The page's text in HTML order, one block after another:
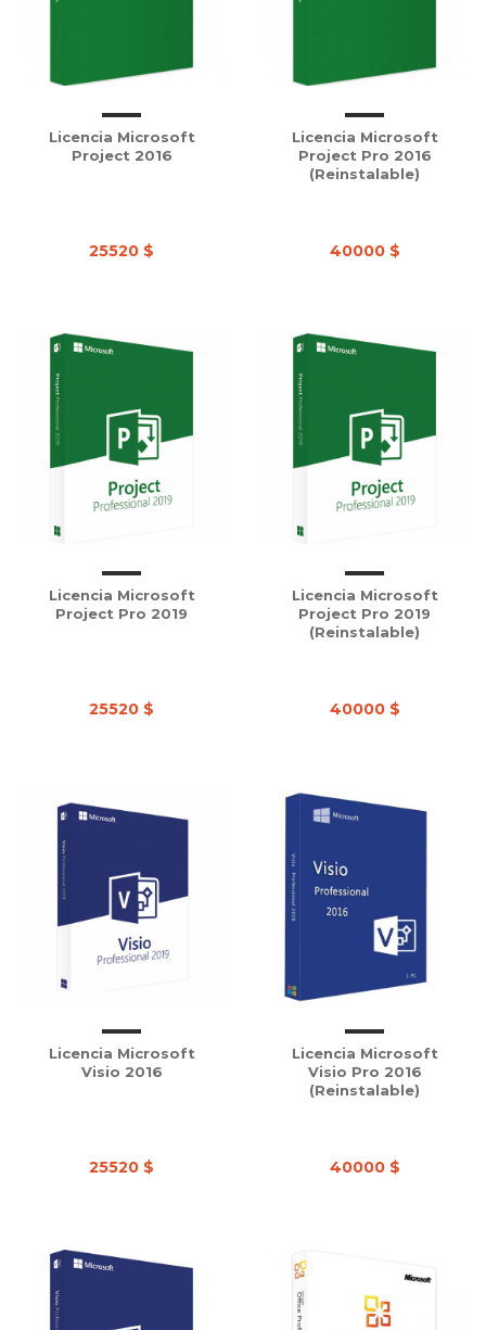
Licencia Microsoft
Project 2016
25520 $
Licencia Microsoft
Project Pro 2016
(Reinstalable)
40000 $
Licencia Microsoft
Project Pro 2019
25520 $
Licencia Microsoft
Project Pro 2019
(Reinstalable)
40000 $
Licencia Microsoft
Visio 2016
25520 $
Licencia Microsoft
Visio Pro 2016
(Reinstalable)
40000 $